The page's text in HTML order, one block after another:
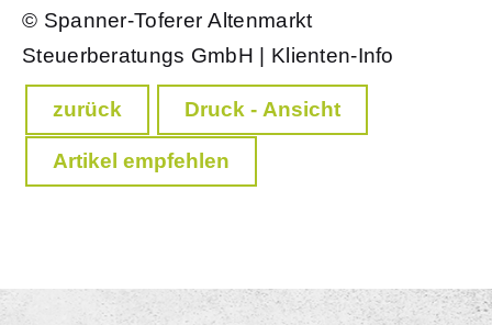
© Spanner-Toferer Altenmarkt
Steuerberatungs GmbH | Klienten-Info
zurück Druck - Ansicht
Artikel empfehlen